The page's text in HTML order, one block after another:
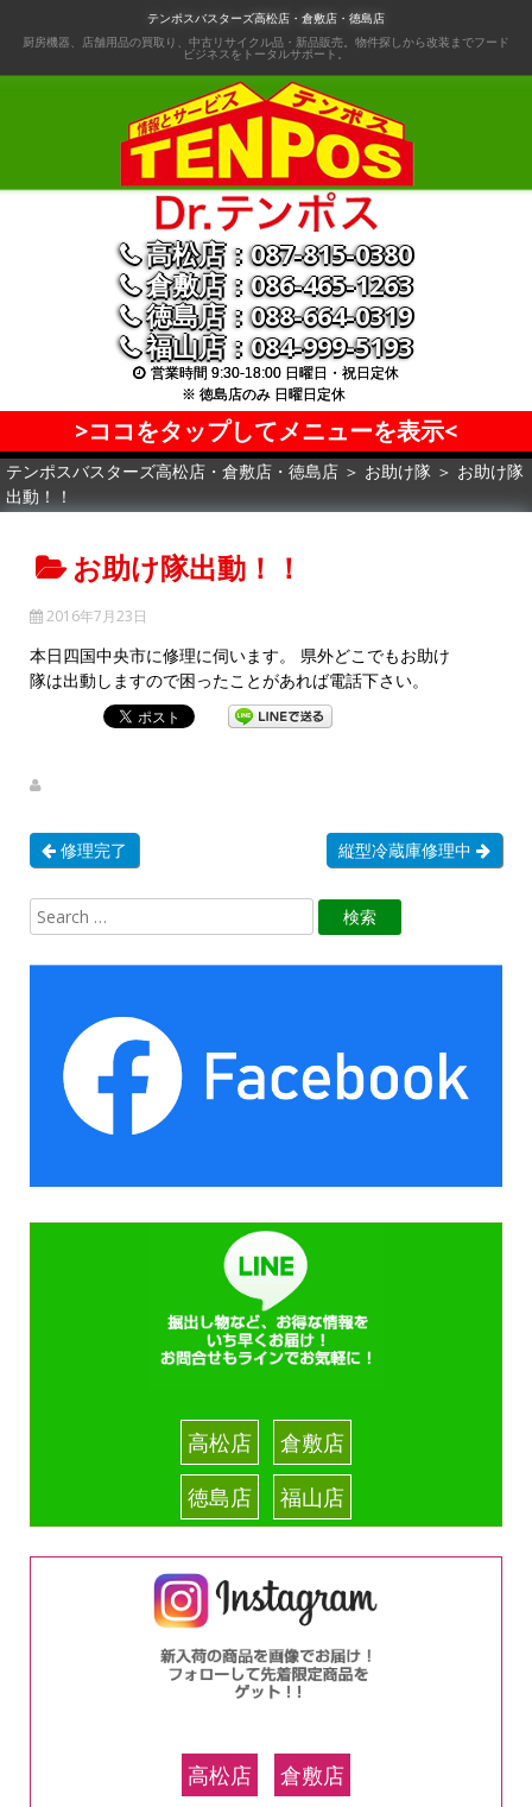
動
テンポスバスターズ高松店・倉敷店・徳島店
厨房機器、店舗用品の買取り、中古リサイクル品・新品販売。物件探しから改装までフード
ビジネスをトータルサポート。
高松店：087-815-0380
倉敷店：086-465-1263
徳島店：088-664-0319
福山店：084-999-5193
営業時間 9:30-18:00 日曜日・祝日定休
※ 徳島店のみ 日曜日定休
>ココをタップしてメニューを表示<
テンポスバスターズ高松店・倉敷店・徳島店 ＞ お助け隊 ＞ お助け隊
出動！！
お助け隊出動！！
2016年7月23日
本日四国中央市に修理に伺います。 県外どこでもお助け
隊は出動しますので困ったことがあれば電話下さい。
修理完了 縦型冷蔵庫修理中
高松店
倉敷店
徳島店
福山店
高松店
倉敷店